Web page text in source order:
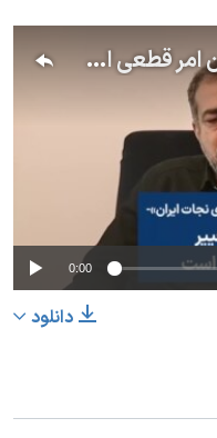
علیرضا بهشتی: تغییر در ایران امر قطعی است
No media
0:00
دانلود